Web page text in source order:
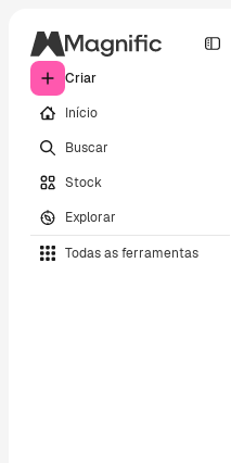
Criar
Início
Buscar
Stock
Explorar
Todas as ferramentas